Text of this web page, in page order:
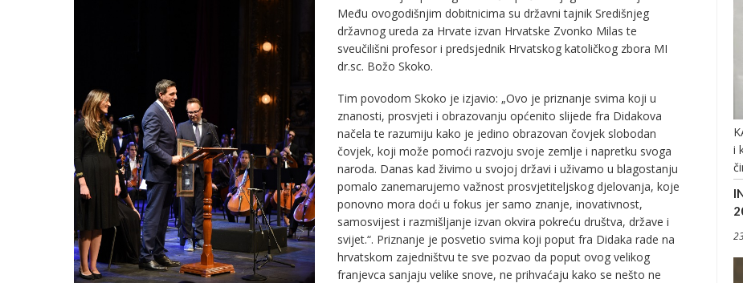
Među ovogodišnjim dobitnicima su državni tajnik Središnjeg
državnog ureda za Hrvate izvan Hrvatske Zvonko Milas te
sveučilišni profesor i predsjednik Hrvatskog katoličkog zbora MI
dr.sc. Božo Skoko.
Tim povodom Skoko je izjavio: „Ovo je priznanje svima koji u
znanosti, prosvjeti i obrazovanju općenito slijede fra Didakova
načela te razumiju kako je jedino obrazovan čovjek slobodan
čovjek, koji može pomoći razvoju svoje zemlje i napretku svoga
naroda. Danas kad živimo u svojoj državi i uživamo u blagostanju
pomalo zanemarujemo važnost prosvjetiteljskog djelovanja, koje
ponovno mora doći u fokus jer samo znanje, inovativnost,
samosvijest i razmišljanje izvan okvira pokreću društva, države i
svijet.“. Priznanje je posvetio svima koji poput fra Didaka rade na
hrvatskom zajedništvu te sve pozvao da poput ovog velikog
franjevca sanjaju velike snove, ne prihvaćaju kako se nešto ne
i